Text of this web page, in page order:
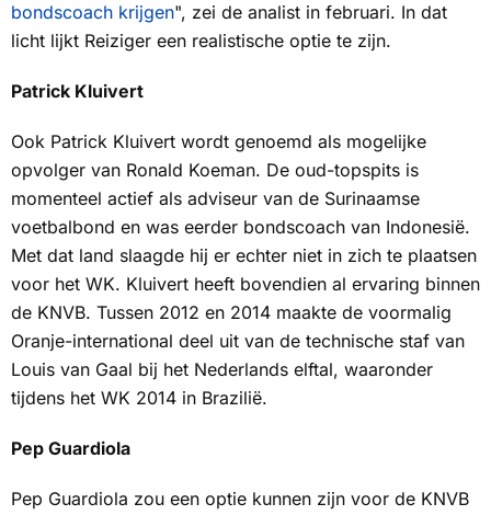
bondscoach krijgen", zei de analist in februari. In dat
licht lijkt Reiziger een realistische optie te zijn.
Patrick Kluivert
Ook Patrick Kluivert wordt genoemd als mogelijke
opvolger van Ronald Koeman. De oud-topspits is
momenteel actief als adviseur van de Surinaamse
voetbalbond en was eerder bondscoach van Indonesië.
Met dat land slaagde hij er echter niet in zich te plaatsen
voor het WK. Kluivert heeft bovendien al ervaring binnen
de KNVB. Tussen 2012 en 2014 maakte de voormalig
Oranje-international deel uit van de technische staf van
Louis van Gaal bij het Nederlands elftal, waaronder
tijdens het WK 2014 in Brazilië.
Pep Guardiola
Pep Guardiola zou een optie kunnen zijn voor de KNVB